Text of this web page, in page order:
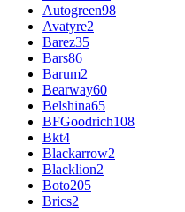
Autogreen98
Avatyre2
Barez35
Bars86
Barum2
Bearway60
Belshina65
BFGoodrich108
Bkt4
Blackarrow2
Blacklion2
Boto205
Brics2